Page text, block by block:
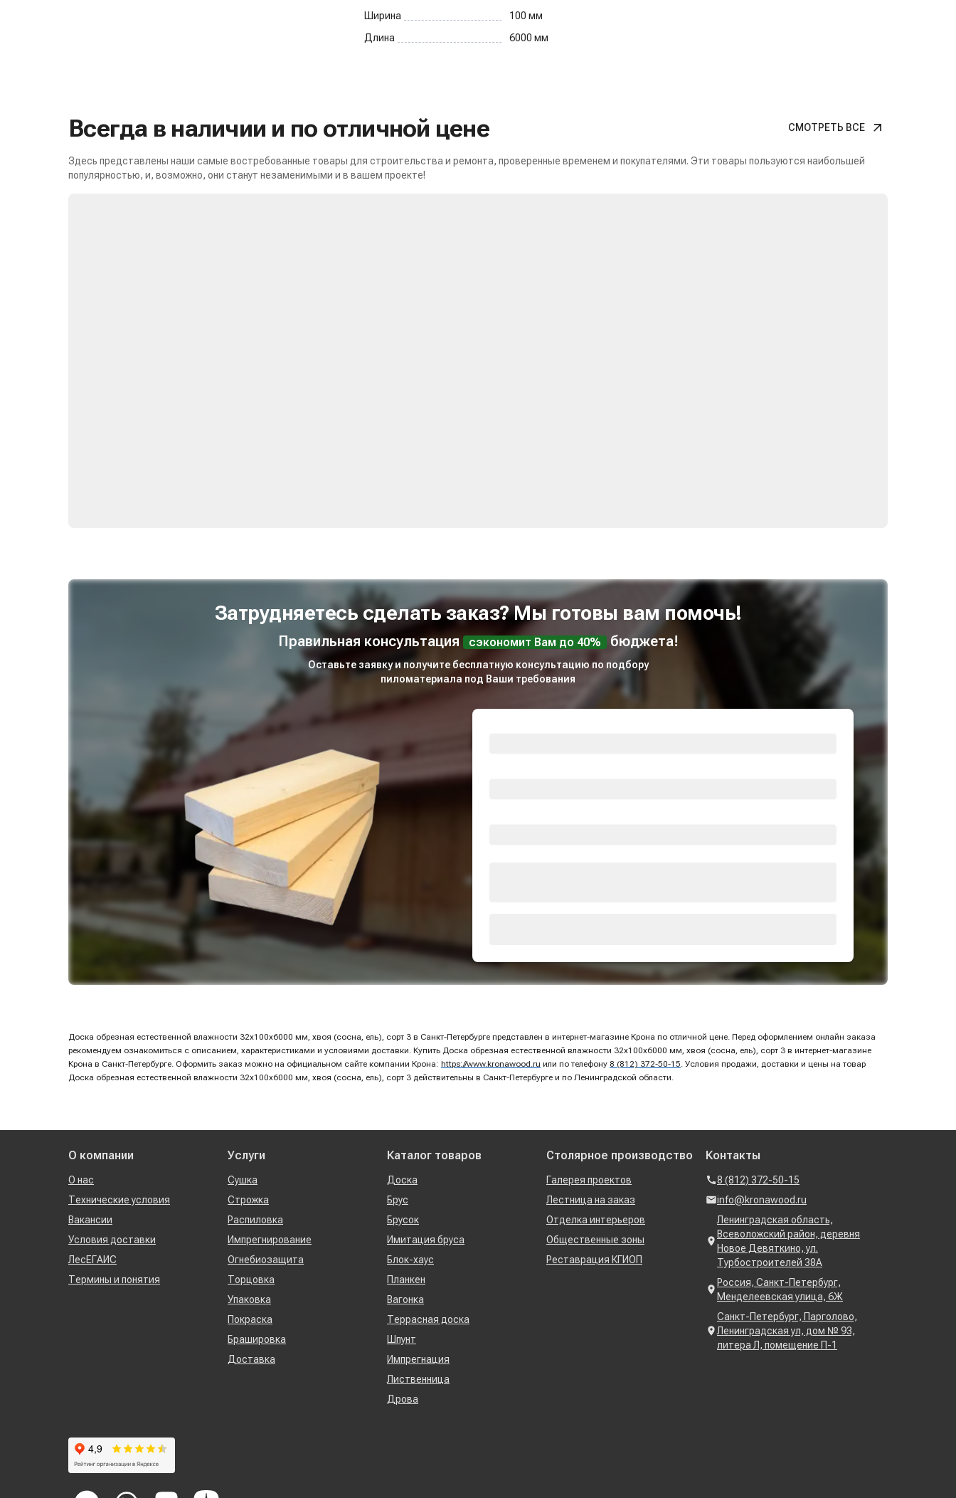
Ширина
100 мм
Длина
6000 мм
Всегда в наличии и по отличной цене СМОТРЕТЬ ВСЕ
Здесь представлены наши самые востребованные товары для строительства и ремонта, проверенные временем и покупателями. Эти товары пользуются наибольшей
популярностью, и, возможно, они станут незаменимыми и в вашем проекте!
Затрудняетесь сделать заказ? Мы готовы вам помочь!
Правильная консультация сэкономит Вам до 40% бюджета!
Оставьте заявку и получите бесплатную консультацию по подбору
пиломатериала под Ваши требования
Доска обрезная естественной влажности 32х100х6000 мм, хвоя (сосна, ель), сорт 3 в Санкт-Петербурге представлен в интернет-магазине Крона по отличной цене. Перед оформлением онлайн заказа
рекомендуем ознакомиться с описанием, характеристиками и условиями доставки. Купить Доска обрезная естественной влажности 32х100х6000 мм, хвоя (сосна, ель), сорт 3 в интернет-магазине
Крона в Санкт-Петербурге. Оформить заказ можно на официальном сайте компании Крона: https://www.kronawood.ru или по телефону 8 (812) 372-50-15 . Условия продажи, доставки и цены на товар
Доска обрезная естественной влажности 32х100х6000 мм, хвоя (сосна, ель), сорт 3 действительны в Санкт-Петербурге и по Ленинградской области.
О компании
О нас
Технические условия
Вакансии
Условия доставки
ЛесЕГАИС
Термины и понятия
Услуги
Сушка
Строжка
Распиловка
Импрегнирование
Огнебиозащита
Торцовка
Упаковка
Покраска
Брашировка
Доставка
Каталог товаров
Доска
Брус
Брусок
Имитация бруса
Блок-хаус
Планкен
Вагонка
Террасная доска
Шпунт
Импрегнация
Лиственница
Дрова
Столярное производство
Галерея проектов
Лестница на заказ
Отделка интерьеров
Общественные зоны
Реставрация КГИОП
Контакты
8 (812) 372-50-15
info@kronawood.ru
Ленинградская область,
Всеволожский район, деревня
Новое Девяткино, ул.
Турбостроителей 38А
Россия, Санкт-Петербург,
Менделеевская улица, 6Ж
Санкт-Петербург, Парголово,
Ленинградская ул, дом № 93,
литера Л, помещение П-1